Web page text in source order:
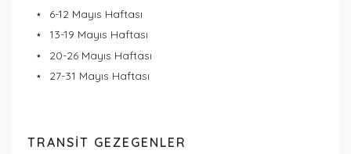
6-12 Mayıs Haftası
13-19 Mayıs Haftası
20-26 Mayıs Haftası
27-31 Mayıs Haftası
TRANSIT GEZEGENLER